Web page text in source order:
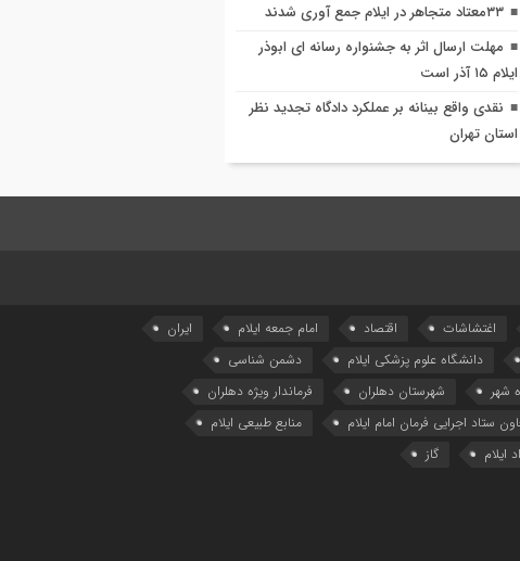
٣۳معتاد متجاهر در ایلام جمع آوری شدند
مهلت ارسال اثر به جشنواره رسانه ای ابوذر
ایلام ۱۵ آذر است
نقدی واقع بینانه بر عملکرد دادگاه تجدید نظر
استان تهران
اغتشاشات اقتصاد امام جمعه ایلام
ایران
دانشگاه علوم پزشکی ایلام
دشمن شناسی
شهر شهرستان دهلران
فرماندار ویژه دهلران
ستاد اجرایی فرمان امام ایلام
منابع طبیعی ایلام
ایلام گاز